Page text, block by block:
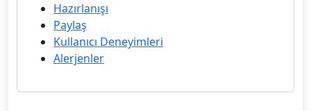
Hazırlanışı
Paylaş
Kullanıcı Deneyimleri
Alerjenler